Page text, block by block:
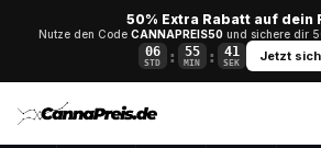
50% Extra Rabatt auf dein
Nutze den Code CANNAPREIS50und sichere dir
06
STD : 55
MIN : 40
SEK Jetzt